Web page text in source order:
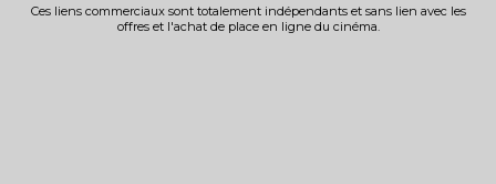
Ces liens commerciaux sont totalement indépendants et sans lien avec les
offres et l'achat de place en ligne du cinéma.